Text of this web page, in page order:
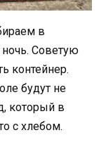
в
Советую
контейнер.
будут не
который в
с хлебом.